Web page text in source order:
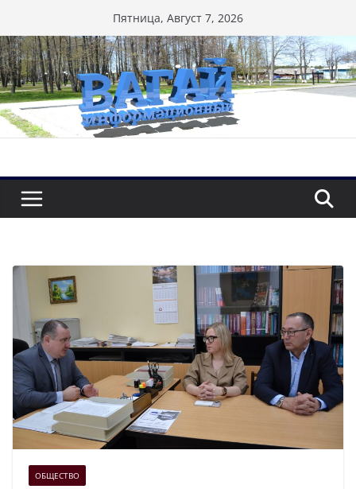
к
содержимому
Пятница, Август 7, 2026
ОБЩЕСТВО